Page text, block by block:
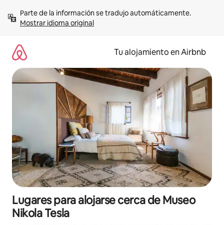
contenidoMostrar idioma original
Tu alojamiento en Airbnb
Lugares para alojarse cerca de Museo
Nikola Tesla